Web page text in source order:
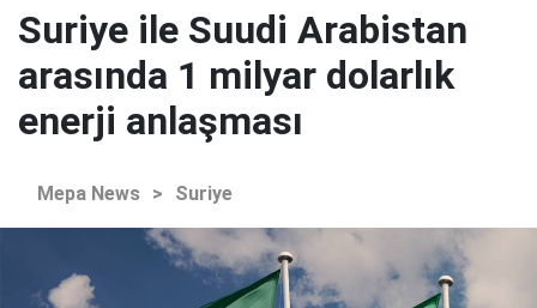
Suriye ile Suudi Arabistan
arasında 1 milyar dolarlık
enerji anlaşması
Mepa News > Suriye